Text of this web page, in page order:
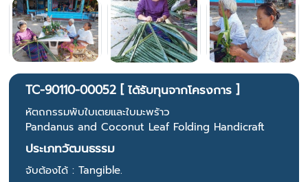
TC-90110-00052 [ ได้รับทุนจากโครงการ ]
หัตถกรรมพับใบเตยและใบมะพร้าว
Pandanus and Coconut Leaf Folding Handicraft
ประเภทวัฒนธรรม
จับต้องได้ : Tangible.